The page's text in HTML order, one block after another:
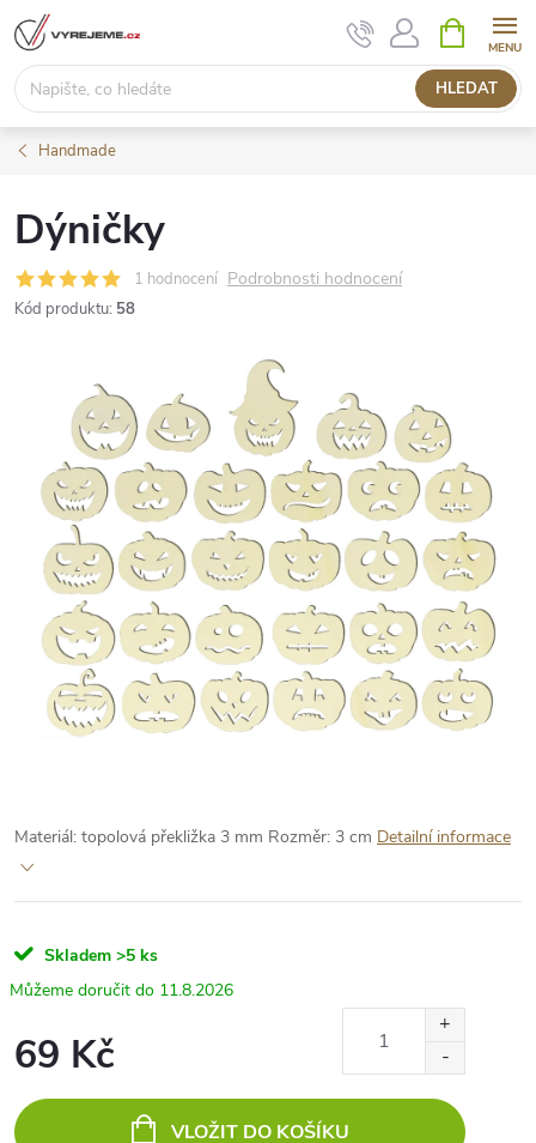
Přejít
na
obsah
HLEDAT
NÁKUPNÍ
KOŠÍK
Handmade
Dýničky
1 hodnocení Podrobnosti hodnocení
Kód produktu: 58
Materiál: topolová překližka 3 mm Rozměr: 3 cm Detailní informace
Skladem >5 ks
11.8.2026
69 Kč
cena:
VLOŽIT DO KOŠÍKU